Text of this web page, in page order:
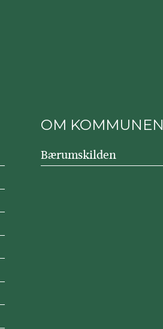
OM KOMMUNEN
Bærumskilden